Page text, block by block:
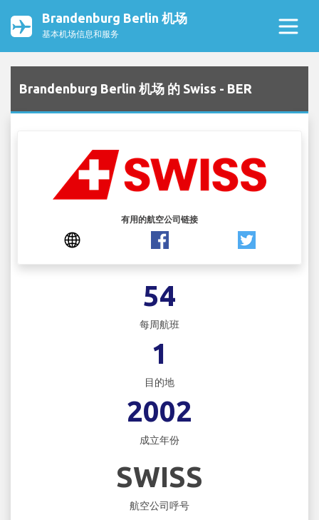
Brandenburg Berlin 机场
基本机场信息和服务
Brandenburg Berlin 机场 的 Swiss - BER
有用的航空公司链接
54
每周航班
1
目的地
2002
成立年份
SWISS
航空公司呼号